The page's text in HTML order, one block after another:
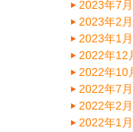
2023年7月
2023年2月
2023年1月
2022年12
2022年10
2022年7月
2022年2月
2022年1月